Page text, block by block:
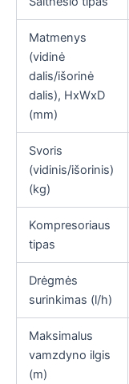
Matmenys
(vidinė
dalis/išorinė
dalis), HxWxD
(mm)
Svoris
(vidinis/išorinis)
(kg)
Kompresoriaus
tipas
Drėgmės
surinkimas (l/h)
Maksimalus
vamzdyno ilgis
(m)